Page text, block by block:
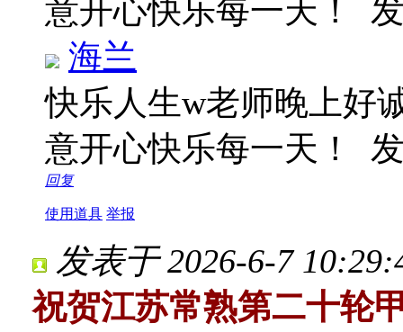
意开心快乐每一天！
海兰
快乐人生w老师晚上好
意开心快乐每一天！
回复
使用道具 举报
发表于 2026-6-7
祝贺江苏常熟第二十轮